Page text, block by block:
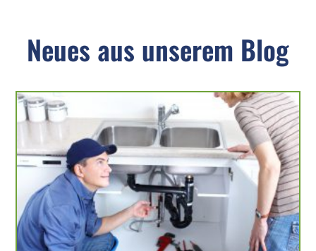
Neues aus unserem Blog